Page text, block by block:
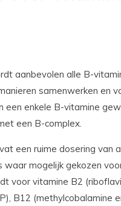
aanbevolen alle B-
samenwerken en
een enkele B-vitamine
een B-complex.
een ruime dosering van
mogelijk gekozen
voor vitamine B2
B12 (methylcobalamine